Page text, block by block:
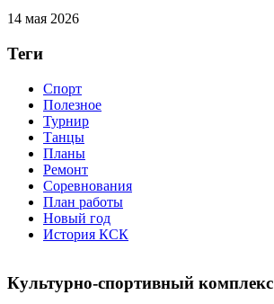
14 мая 2026
Теги
Спорт
Полезное
Турнир
Танцы
Планы
Ремонт
Соревнования
План работы
Новый год
История КСК
Культурно-спортивный комплекс